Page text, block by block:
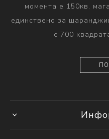
момента е 150кв.
единствено за
с 700